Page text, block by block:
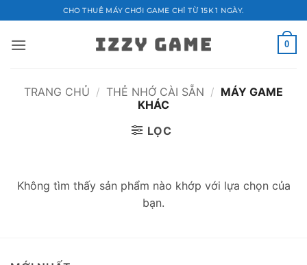
qua
nội
CHO THUÊ MÁY CHƠI GAME CHỈ TỪ 15K 1 NGÀY.
0
TRANG CHỦ / THẺ NHỚ CÀI SẴN / MÁY GAME
KHÁC
LỌC
Không tìm thấy sản phẩm nào khớp với lựa chọn của
bạn.